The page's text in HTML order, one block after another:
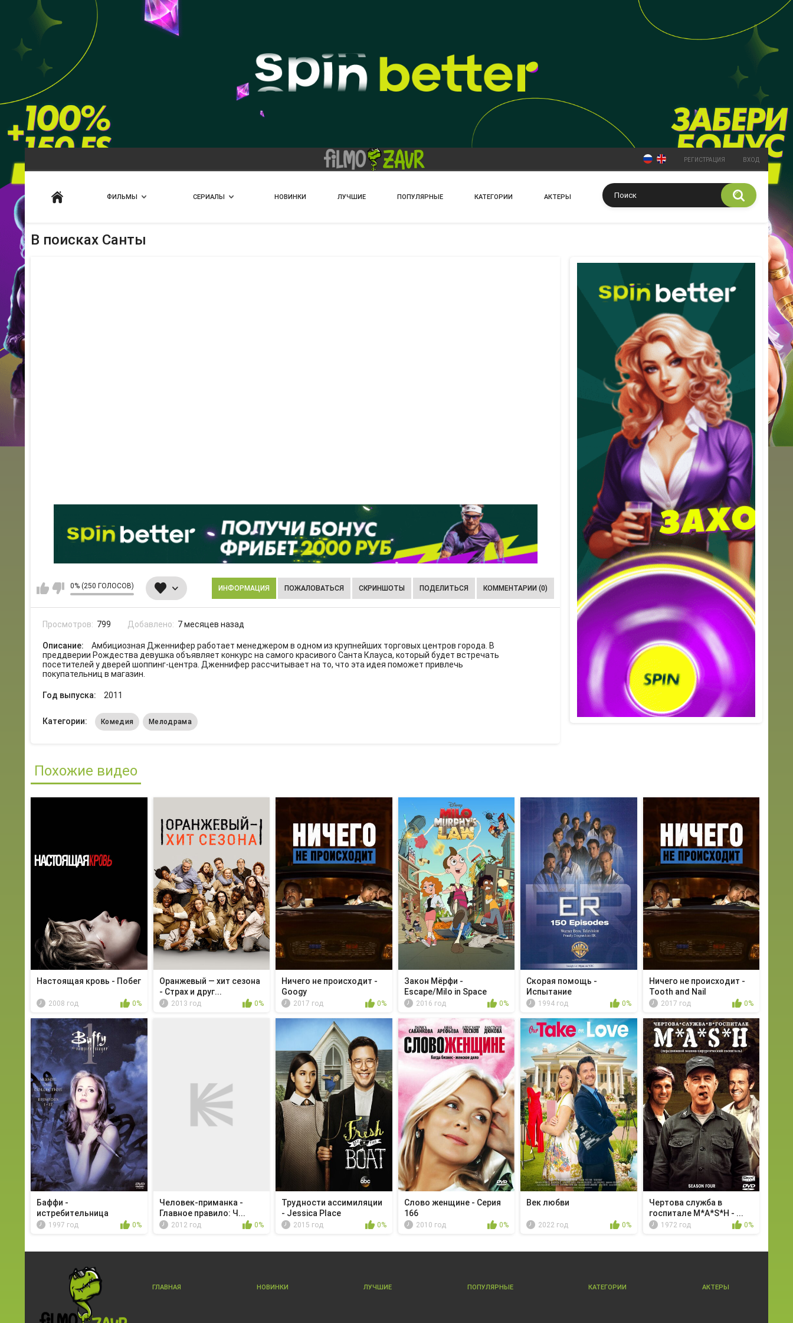
РЕГИСТРАЦИЯ ВХОД
ФИЛЬМЫ СЕРИАЛЫ НОВИНКИ ЛУЧШИЕ ПОПУЛЯРНЫЕ КАТЕГОРИИ АКТЕРЫ
В поисках Санты
0% (250 ГОЛОСОВ) ИНФОРМАЦИЯ ПОЖАЛОВАТЬСЯ СКРИНШОТЫ ПОДЕЛИТЬСЯ КОММЕНТАРИИ (0)
Просмотров: 799 Добавлено: 7 месяцев назад
Описание:
Амбициозная Дженнифер работает менеджером в одном из крупнейших торговых центров города. В
преддверии Рождества девушка объявляет конкурс на самого красивого Санта Клауса, который будет встречать
посетителей у дверей шоппинг-центра. Дженнифер рассчитывает на то, что эта идея поможет привлечь
покупательниц в магазин.
Год выпуска: 2011
Категории: Комедия Мелодрама
Похожие видео
Настоящая кровь - Побег
2008 год 0%
Оранжевый — хит сезона
- Страх и друг...
2013 год 0%
Ничего не происходит -
Googy
2017 год 0%
Закон Мёрфи -
Escape/Milo in Space
2016 год 0%
Скорая помощь -
Испытание
1994 год 0%
Ничего не происходит -
Tooth and Nail
2017 год 0%
Баффи -
истребительница
вампиров - Ин...
1997 год 0%
Человек-приманка -
Главное правило: Ч...
2012 год 0%
Трудности ассимиляции
- Jessica Place
2015 год 0%
Слово женщине - Серия
166
2010 год 0%
Век любви
2022 год 0%
Чертова служба в
гoспитале M*A*S*H - ...
1972 год 0%
ГЛАВНАЯ НОВИНКИ ЛУЧШИЕ ПОПУЛЯРНЫЕ КАТЕГОРИИ АКТЕРЫ